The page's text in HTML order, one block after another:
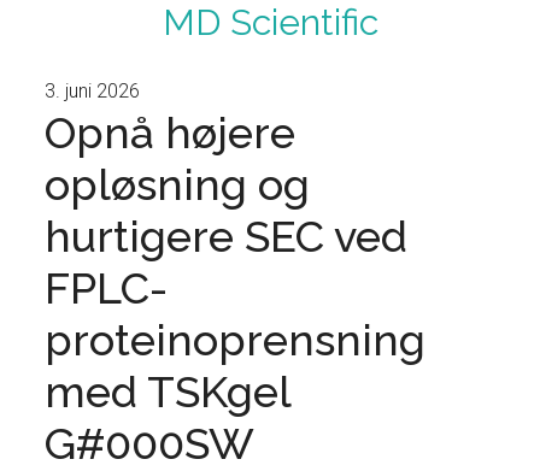
MD Scientific
3. juni 2026
Opnå højere
opløsning og
hurtigere SEC ved
FPLC-
proteinoprensning
med TSKgel
G#000SW